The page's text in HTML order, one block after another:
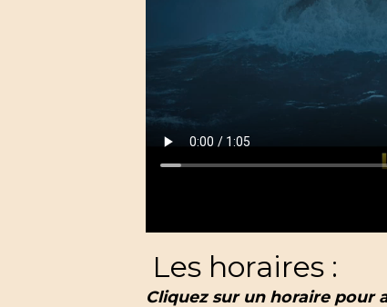
Les horaires :
Cliquez sur un horaire pour